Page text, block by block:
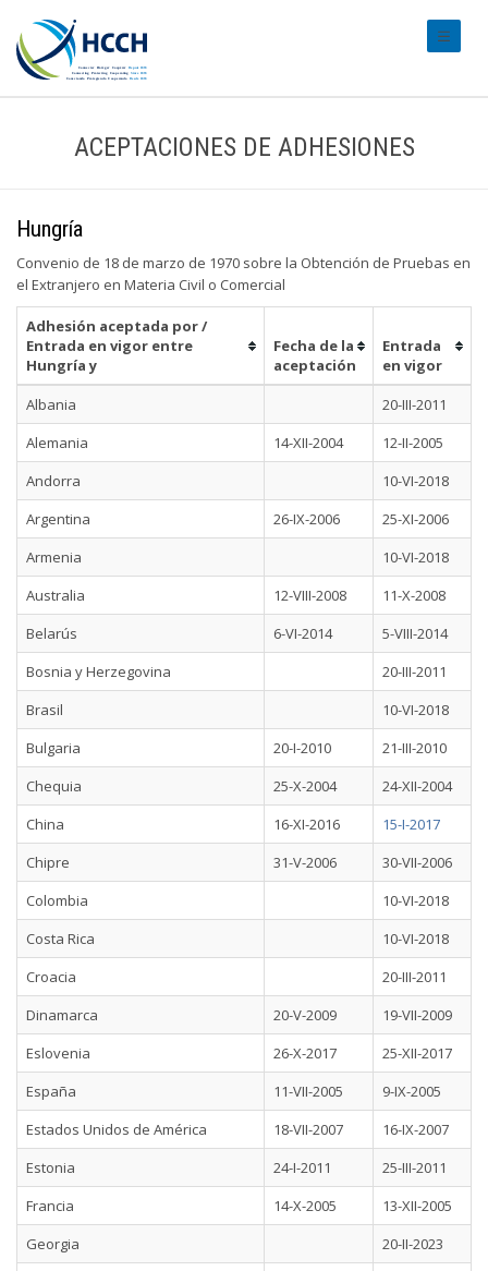
ACEPTACIONES DE ADHESIONES
Hungría
Convenio de 18 de marzo de 1970 sobre la Obtención de Pruebas en
el Extranjero en Materia Civil o Comercial
Adhesión aceptada por /
Entrada en vigor entre
Hungría y
Fecha de la
aceptación
Entrada
en vigor
Albania
20-III-2011
Alemania
14-XII-2004
12-II-2005
Andorra
10-VI-2018
Argentina
26-IX-2006
25-XI-2006
Armenia
10-VI-2018
Australia
12-VIII-2008
11-X-2008
Belarús
6-VI-2014
5-VIII-2014
Bosnia y Herzegovina
20-III-2011
Brasil
10-VI-2018
Bulgaria
20-I-2010
21-III-2010
Chequia
25-X-2004
24-XII-2004
China
16-XI-2016
15-I-2017
Chipre
31-V-2006
30-VII-2006
Colombia
10-VI-2018
Costa Rica
10-VI-2018
Croacia
20-III-2011
Dinamarca
20-V-2009
19-VII-2009
Eslovenia
26-X-2017
25-XII-2017
España
11-VII-2005
9-IX-2005
Estados Unidos de América
18-VII-2007
16-IX-2007
Estonia
24-I-2011
25-III-2011
Francia
14-X-2005
13-XII-2005
Georgia
20-II-2023